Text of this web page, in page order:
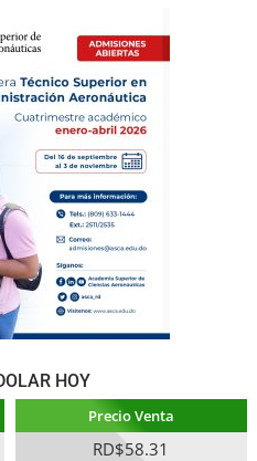
HOY
Precio Venta
RD$58.31